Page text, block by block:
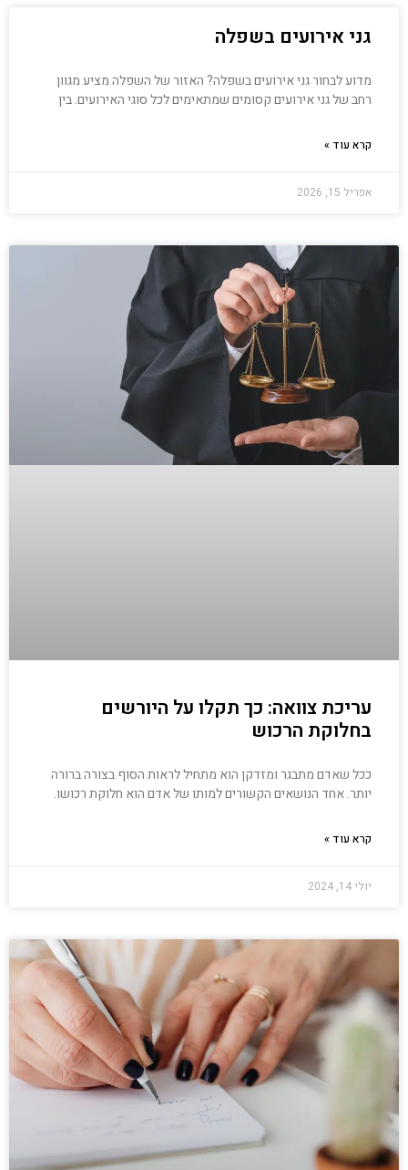
גני אירועים בשפלה
מדוע לבחור גני אירועים בשפלה? האזור של השפלה מציע מגוון
רחב של גני אירועים קסומים שמתאימים לכל סוגי האירועים. בין
קרא עוד »
אפריל 15, 2026
עריכת צוואה: כך תקלו על היורשים
בחלוקת הרכוש
ככל שאדם מתבגר ומזדקן הוא מתחיל לראות הסוף בצורה ברורה
יותר. אחד הנושאים הקשורים למותו של אדם הוא חלוקת רכושו.
קרא עוד »
יולי 14, 2024